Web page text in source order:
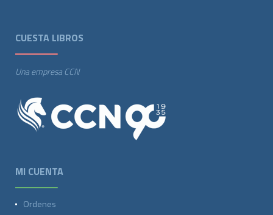
CUESTA LIBROS
Una empresa CCN
MI CUENTA
Ordenes